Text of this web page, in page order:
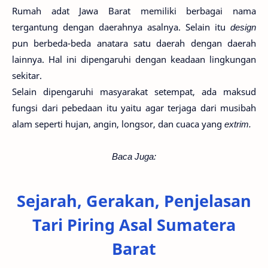
Rumah adat Jawa Barat memiliki berbagai nama
tergantung dengan daerahnya asalnya. Selain itu design
pun berbeda-beda anatara satu daerah dengan daerah
lainnya. Hal ini dipengaruhi dengan keadaan lingkungan
sekitar.
Selain dipengaruhi masyarakat setempat, ada maksud
fungsi dari pebedaan itu yaitu agar terjaga dari musibah
alam seperti hujan, angin, longsor, dan cuaca yang extrim.
Baca Juga:
Sejarah, Gerakan, Penjelasan
Tari Piring Asal Sumatera
Barat